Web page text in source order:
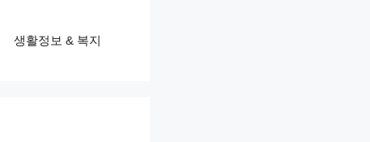
생활정보 & 복지